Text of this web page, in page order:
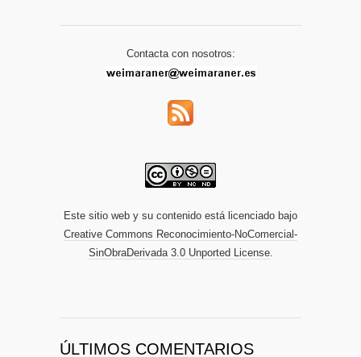
Contacta con nosotros:
Este sitio web y su contenido está licenciado bajo
Creative Commons Reconocimiento-NoComercial-
SinObraDerivada 3.0 Unported License.
ÚLTIMOS COMENTARIOS